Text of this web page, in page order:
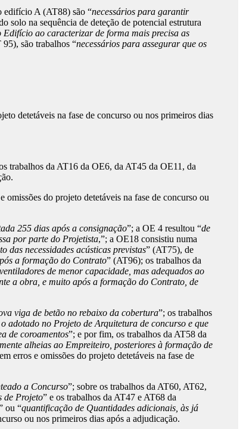
edifício A (AT88) são “necessários para garantir
solo na sequência de deteção de potencial estrutura
ao caracterizar de forma mais precisa as
são trabalhos “necessários para assegurar que os
detetáveis na fase de concurso ou nos primeiros dias
trabalhos da AT16 da OE6, da AT45 da OE11, da
omissões do projeto detetáveis na fase de concurso ou
255 dias após a consignação”; a OE 4 resultou “de
por parte do Projetista,”; a OE18 consistiu numa
necessidades acústicas previstas” (AT75), de
a formação do Contrato” (AT96); os trabalhos da
de menor capacidade, mas adequados ao
a obra, e muito após a formação do Contrato, de
viga de betão no rebaixo da cobertura”; os trabalhos
adotado no Projeto de Arquitetura de concurso e que
de coroamentos”; e por fim, os trabalhos da AT58 da
alheias ao Empreiteiro, posteriores à formação de
em erros e omissões do projeto detetáveis na fase de
a Concurso”; sobre os trabalhos da AT60, AT62,
de Projeto” e os trabalhos da AT47 e AT68 da
ou “quantificação de Quantidades adicionais, às já
ou nos primeiros dias após a adjudicação.